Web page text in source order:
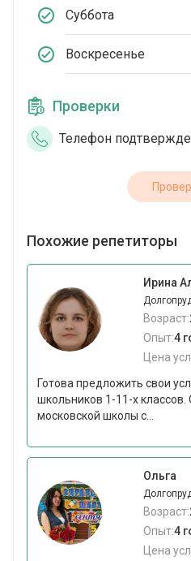
Суббота
Воскресенье
Проверки
Телефон
Похожие репетиторы
Ирина
Возраст:
Опыт:4
Цена
Готова предложить свои
школьников 1-11-х классов.
московской школы с...
Ольга
Возраст:
Опыт:4
Цена